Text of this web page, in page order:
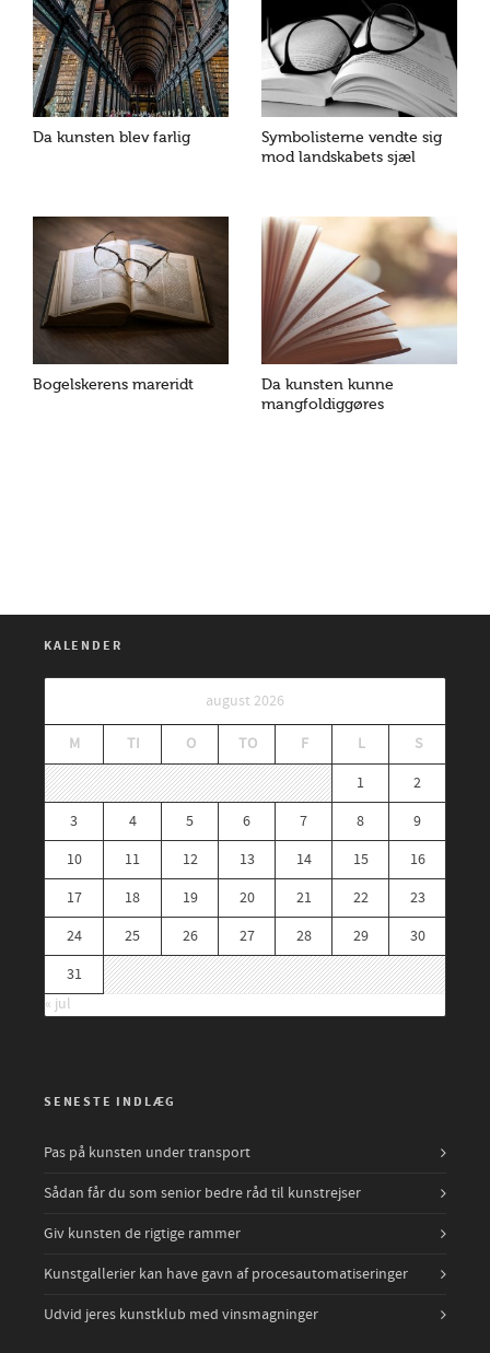
Da kunsten blev farlig
Symbolisterne vendte sig
mod landskabets sjæl
Bogelskerens mareridt
Da kunsten kunne
mangfoldiggøres
KALENDER
august 2026
M TI O TO F L
S
1
2
3
4 5 6 7 8
9
10
11 12 13 14 15
16
17
18 19 20 21 22
23
24
25 26 27 28 29
30
31
« jul
SENESTE INDLÆG
Pas på kunsten under transport
Sådan får du som senior bedre råd til kunstrejser
Giv kunsten de rigtige rammer
Kunstgallerier kan have gavn af procesautomatiseringer
Udvid jeres kunstklub med vinsmagninger